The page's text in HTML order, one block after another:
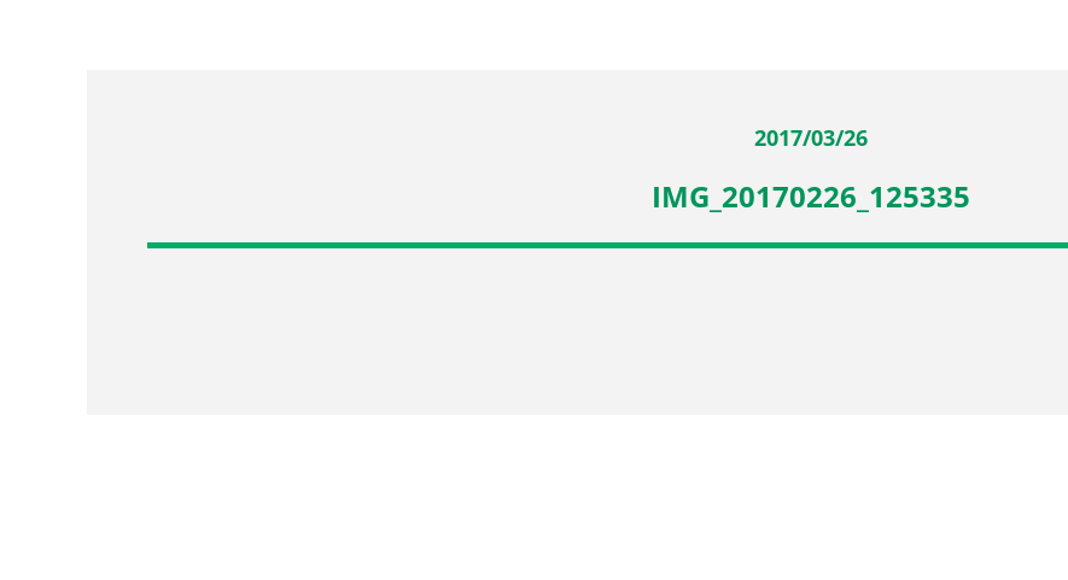
2017/03/26
IMG_20170226_125335